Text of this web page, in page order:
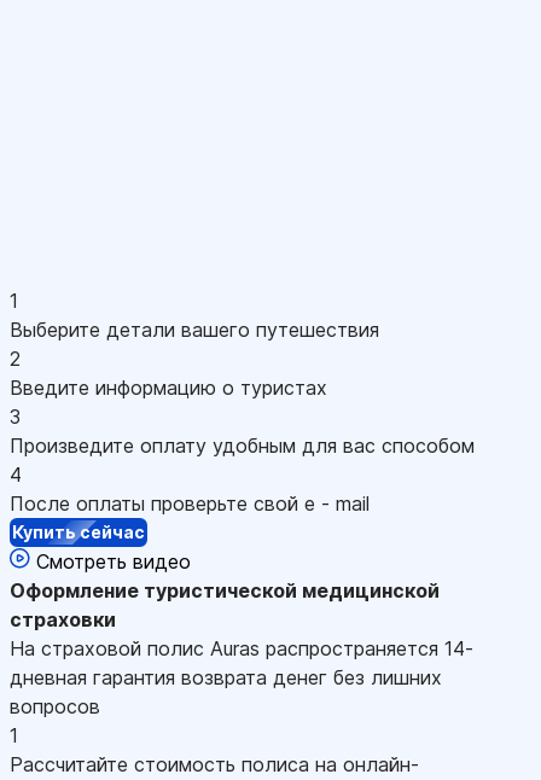
1
Выберите детали вашего путешествия
2
Введите информацию о туристах
3
Произведите оплату удобным для вас способом
4
После оплаты проверьте свой e - mail
Купить сейчас
Смотреть видео
Оформление туристической медицинской
страховки
На страховой полис Auras распространяется 14-
дневная гарантия возврата денег без лишних
вопросов
1
Рассчитайте стоимость полиса на онлайн-